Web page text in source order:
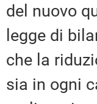
del nuovo
legge di
che la
sia in ogni